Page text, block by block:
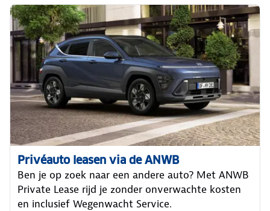
Privéauto leasen via de ANWB
Ben je op zoek naar een andere auto? Met ANWB
Private Lease rijd je zonder onverwachte kosten
en inclusief Wegenwacht Service.